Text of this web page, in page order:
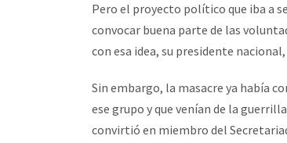
Pero el proyecto político que iba a
convocar buena parte de las
con esa idea, su presidente
Sin embargo, la masacre ya había
ese grupo y que venían de la
convirtió en miembro del